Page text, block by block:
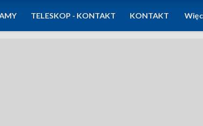
TELESKOP - KONTAKT KONTAKT